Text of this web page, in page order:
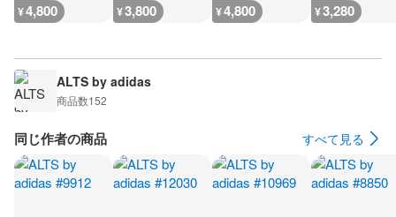
¥4,800 ¥3,800 ¥4,800 ¥3,280
ALTS by adidas
商品数152
同じ作者の商品 すべて見る